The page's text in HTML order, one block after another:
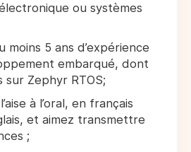
ou systèmes
moins 5 ans d’expérience
embarqué, dont
sur Zephyr RTOS;
à l’oral, en français
et aimez transmettre
;